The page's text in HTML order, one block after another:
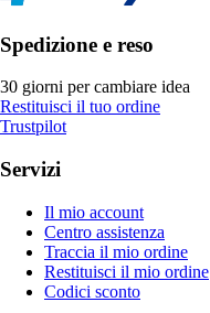
Spedizione e reso
30 giorni per cambiare idea
Restituisci il tuo ordine
Trustpilot
Servizi
Il mio account
Centro assistenza
Traccia il mio ordine
Restituisci il mio ordine
Codici sconto